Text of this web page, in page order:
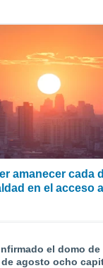
amanecer cada
en el acceso
el domo
de agosto ocho